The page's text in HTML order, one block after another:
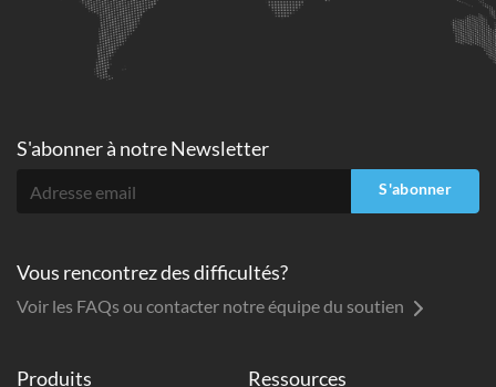
Produits Ressources
S'abonner à notre Newsletter
S'abonner
Vous rencontrez des difficultés?
Voir les FAQs ou contacter notre équipe du soutien